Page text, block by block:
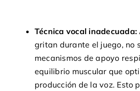
Técnica vocal inadecuada:
gritan durante el juego, no
mecanismos de apoyo
equilibrio muscular que
producción de la voz. Esto